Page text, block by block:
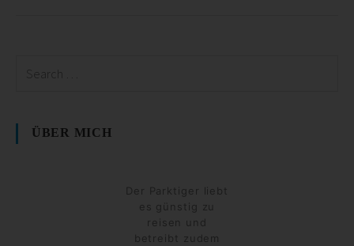
ÜBER MICH
Der Parktiger liebt
es günstig zu
reisen und
betreibt zudem